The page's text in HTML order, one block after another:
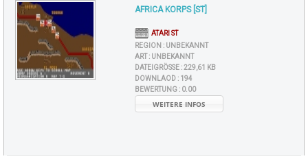
AFRICA KORPS [ST]
ATARI ST
REGION : UNBEKANNT
ART : UNBEKANNT
DATEIGRÖSSE : 229,61 KB
DOWNLAOD : 194
BEWERTUNG : 0.00
WEITERE INFOS